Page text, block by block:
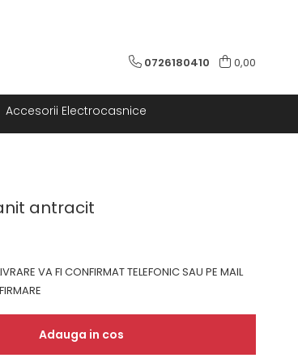
0726180410 0,00
Accesorii Electrocasnice
antracit
VA FI CONFIRMAT TELEFONIC SAU PE MAIL
Adauga in cos